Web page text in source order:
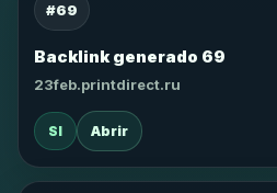
#69
Backlink generado 69
23feb.printdirect.ru
SI Abrir